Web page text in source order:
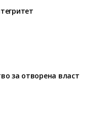
за отворена власт